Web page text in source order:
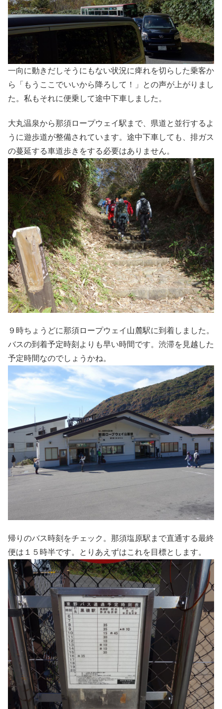
一向に動きだしそうにもない状況に痺れを切らした乗客か
ら「もうここでいいから降ろして！」との声が上がりまし
た。私もそれに便乗して途中下車しました。
大丸温泉から那須ロープウェイ駅まで、県道と並行するよ
うに遊歩道が整備されています。途中下車しても、排ガス
の蔓延する車道歩きをする必要はありません。
９時ちょうどに那須ロープウェイ山麓駅に到着しました。
バスの到着予定時刻よりも早い時間です。渋滞を見越した
予定時間なのでしょうかね。
帰りのバス時刻をチェック。那須塩原駅まで直通する最終
便は１５時半です。とりあえずはこれを目標とします。